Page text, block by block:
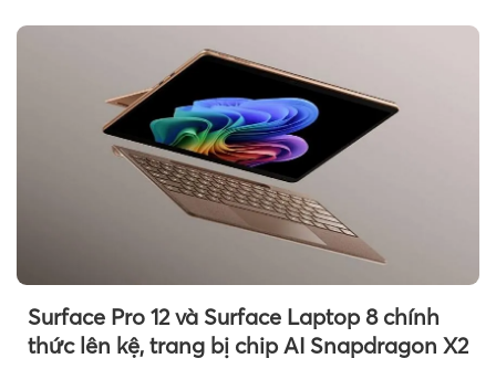
Surface Pro 12 và Surface Laptop 8 chính
thức lên kệ, trang bị chip AI Snapdragon X2